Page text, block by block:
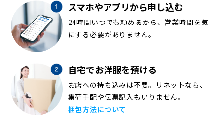
スマホやアプリから申し込む
24時間いつでも頼めるから、営業時間を気
にする必要がありません。
自宅でお洋服を預ける
お店への持ち込みは不要。リネットなら、
集荷手配や伝票記入もいりません。
梱包方法について